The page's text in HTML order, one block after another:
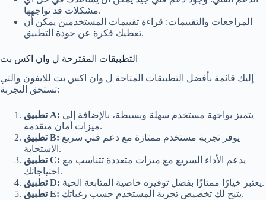
مشكلات قد تواجهها.
المراجعات والتقييمات: قراءة تقييمات المستخدمين يمكن أن
تعطيك فكرة عن جودة التطبيق.
التطبيقات المقترحة ل وان اكس بت
إليك قائمة بأفضل التطبيقات المتاحة ل وان اكس بت للايفون والتي
تستحق التجربة:
تطبيق A:
ميزات أمان متقدمة.
تطبيق B:
الاستجابة.
تطبيق C:
احتياجاتك.
تطبيق D:
يعتبر خيارًا ممتازًا بفضل توفيره خاصية المتابعة الحية.
تطبيق E:
يتيح لك تخصيص تجربة المستخدم حسب رغباتك.